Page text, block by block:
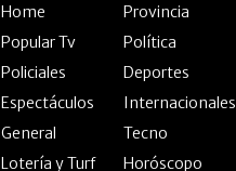
Home
Provincia
Popular Tv
Política
Policiales
Deportes
Espectáculos
Internacionales
General
Tecno
Lotería y Turf
Horóscopo